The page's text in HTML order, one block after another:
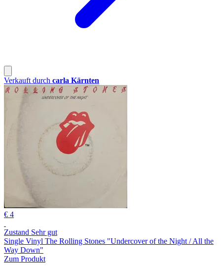
Verkauft durch carla Kärnten
€ 4
Zustand Sehr gut
Single Vinyl The Rolling Stones "Undercover of the Night / All the
Way Down"
Zum Produkt